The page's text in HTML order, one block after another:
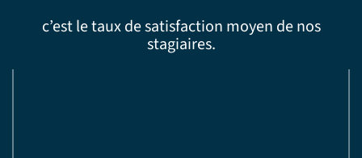
c’est le taux de satisfaction moyen de nos
stagiaires.